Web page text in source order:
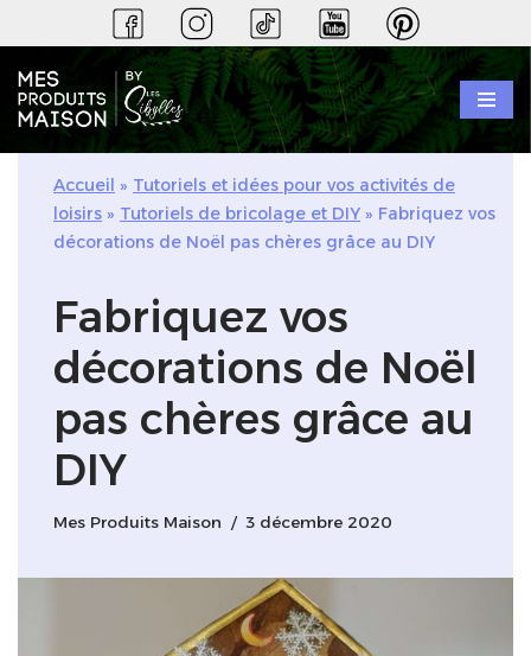
au
contenu
Accueil » Tutoriels et idées pour vos activités de
loisirs » Tutoriels de bricolage et DIY » Fabriquez vos
décorations de Noël pas chères grâce au DIY
Fabriquez vos
décorations de Noël
pas chères grâce au
DIY
Mes Produits Maison 3 décembre 2020